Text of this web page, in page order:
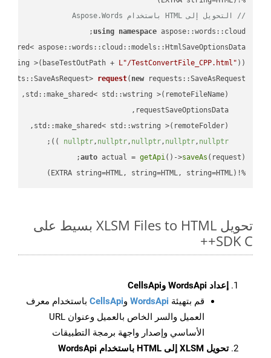
// التحويل إلى HTML باستخدام Aspose.Words
using namespace aspose::words::cloud;
>(baseTestOutPath + L"/TestConvertFile_CPP.html" ));
request( new
nullptr, nullptr, nullptr, nullptr, nullptr
))
;
auto actual = getApi()->saveAs
%!(EXTRA string=HTML, string=HTML, string=HTML)
تحويل XLSM Files to HTML بسيط على
SDK C++
إعداد WordsApi وCellsApi
قم بتهيئة WordsApi وCellsApi باستخدام معرف
العميل والسر الخاص بالعميل وعنوان URL
الأساسي وإصدار واجهة برمجة التطبيقات
تحويل XLSM إلى HTML باستخدام WordsApi